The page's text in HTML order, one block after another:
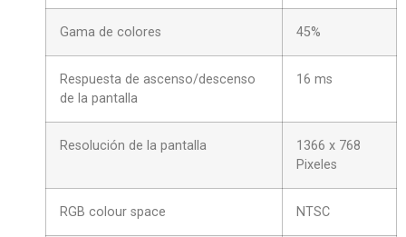
Gama de colores 45%
Respuesta de ascenso/descenso
de la pantalla
16 ms
Resolución de la pantalla
1366 x 768
Pixeles
RGB colour space NTSC